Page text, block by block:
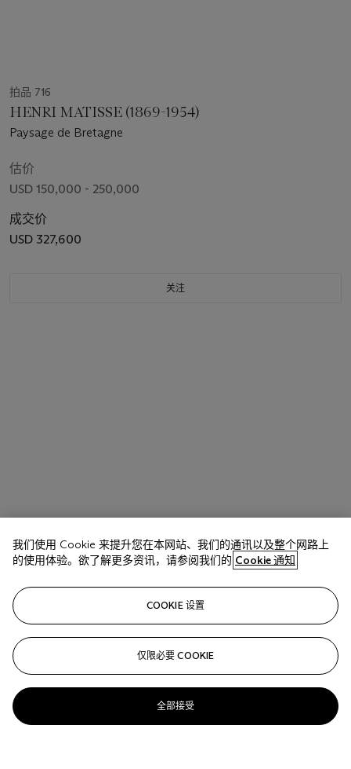
拍品 716
HENRI MATISSE (1869-1954)
Paysage de Bretagne
估价
USD 150,000 - 250,000
成交价
USD 327,600
关注
我们使用 Cookie 来提升您在本网站、我们的通讯以及整个网路上
的使用体验。欲了解更多资讯，请参阅我们的 Cookie 通知
COOKIE 设置
仅限必要 COOKIE
全部接受